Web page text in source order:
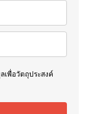
เพื่อวัตถุประสงค์